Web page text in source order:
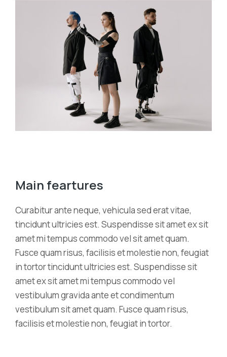
Main feartures
Curabitur ante neque, vehicula sed erat vitae,
tincidunt ultricies est. Suspendisse sit amet ex sit
amet mi tempus commodo vel sit amet quam.
Fusce quam risus, facilisis et molestie non, feugiat
in tortor tincidunt ultricies est. Suspendisse sit
amet ex sit amet mi tempus commodo vel
vestibulum gravida ante et condimentum
vestibulum sit amet quam. Fusce quam risus,
facilisis et molestie non, feugiat in tortor.